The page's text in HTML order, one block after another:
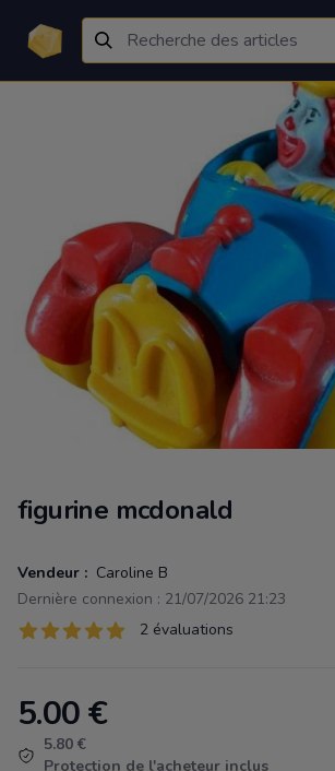
figurine mcdonald
Vendeur : Caroline B
Dernière connexion : 21/07/2026 21:23
Évaluations
2 sur 5 étoiles 2 évaluations
Product information
5.00€
5.80 €
Protection de l'acheteur inclus